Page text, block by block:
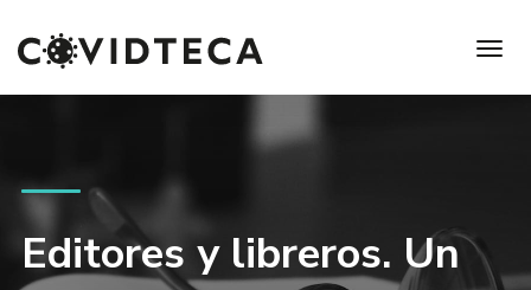
Editores y libreros. Un